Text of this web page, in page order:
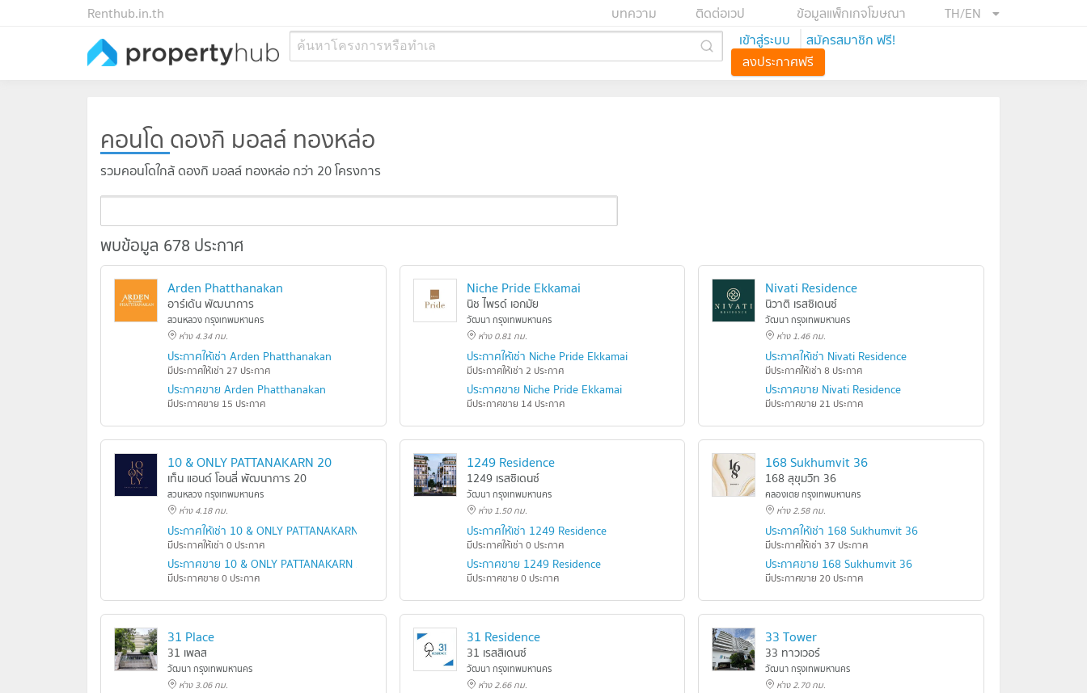
TH/EN
ข้อมูลแพ็กเกจโฆษณา
ติดต่อเวป
บทความ
Renthub.in.th
ค้นหาโครงการหรือทำเล เข้าสู่ระบบ
สมัครสมาชิก ฟรี!
ลงประกาศฟรี
คอนโด ดองกิ มอลล์ ทองหล่อ
รวมคอนโดใกล้ ดองกิ มอลล์ ทองหล่อ กว่า 20 โครงการ
พบข้อมูล 678 ประกาศ
Arden Phatthanakan
อาร์เด้น พัฒนาการ
สวนหลวง กรุงเทพมหานคร
ห่าง 4.34 กม.
ประกาศให้เช่า Arden Phatthanakan
มีประกาศให้เช่า 27 ประกาศ
ประกาศขาย Arden Phatthanakan
มีประกาศขาย 15 ประกาศ
Niche Pride Ekkamai
นิช ไพรด์ เอกมัย
วัฒนา กรุงเทพมหานคร
ห่าง 0.81 กม.
ประกาศให้เช่า Niche Pride Ekkamai
มีประกาศให้เช่า 2 ประกาศ
ประกาศขาย Niche Pride Ekkamai
มีประกาศขาย 14 ประกาศ
Nivati Residence
นิวาติ เรสซิเดนซ์
วัฒนา กรุงเทพมหานคร
ห่าง 1.46 กม.
ประกาศให้เช่า Nivati Residence
มีประกาศให้เช่า 8 ประกาศ
ประกาศขาย Nivati Residence
มีประกาศขาย 21 ประกาศ
10 & ONLY PATTANAKARN 20
เท็น แอนด์ โอนลี่ พัฒนาการ 20
สวนหลวง กรุงเทพมหานคร
ห่าง 4.18 กม.
ประกาศให้เช่า 10 & ONLY PATTANAKARN 20
มีประกาศให้เช่า 0 ประกาศ
ประกาศขาย 10 & ONLY PATTANAKARN 20
มีประกาศขาย 0 ประกาศ
1249 Residence
1249 เรสซิเดนซ์
วัฒนา กรุงเทพมหานคร
ห่าง 1.50 กม.
ประกาศให้เช่า 1249 Residence
มีประกาศให้เช่า 0 ประกาศ
ประกาศขาย 1249 Residence
มีประกาศขาย 0 ประกาศ
168 Sukhumvit 36
168 สุขุมวิท 36
คลองเตย กรุงเทพมหานคร
ห่าง 2.58 กม.
ประกาศให้เช่า 168 Sukhumvit 36
มีประกาศให้เช่า 37 ประกาศ
ประกาศขาย 168 Sukhumvit 36
มีประกาศขาย 20 ประกาศ
31 Place
31 เพลส
วัฒนา กรุงเทพมหานคร
ห่าง 3.06 กม.
31 Residence
31 เรสสิเดนซ์
วัฒนา กรุงเทพมหานคร
ห่าง 2.66 กม.
33 Tower
33 ทาวเวอร์
วัฒนา กรุงเทพมหานคร
ห่าง 2.70 กม.